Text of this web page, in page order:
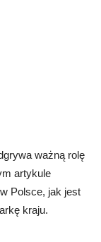
ważną rolę
artykule
Polsce, jak jest
kraju.